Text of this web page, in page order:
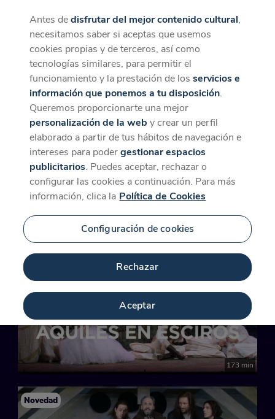
CaixaForum+
La mejor experiencia desde la App
Descargar
Artes escénicas
Novedad
52 min
Novedad
173 min
Novedad
Antes dedisfrutar del mejor contenido cultural,
necesitamos saber si aceptas que usemos
cookies propias y de terceros, así como
tecnologías similares, para permitir el
funcionamiento y la prestación de losservicios e
información que ponemos a tu disposición.
Queremos proporcionarte una mejor
personalización de la web y crear un perfil
elaborado a partir de tus hábitos de navegación e
intereses para podergestionar espacios
publicitarios. Puedes aceptar, rechazar o
configurar las cookies a continuación. Para más
información, clica la Política de Cookies
Configuración de cookies
Rechazar
Aceptar